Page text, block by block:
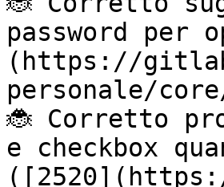
password per
(https://
personale/
🐞 Corretto
e checkbox